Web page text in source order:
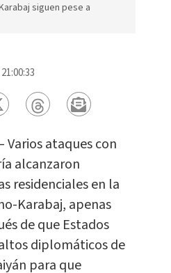
siguen pese a
Varios ataques con
alcanzaron
residenciales en la
Karabaj, apenas
de que Estados
diplomáticos de
para que